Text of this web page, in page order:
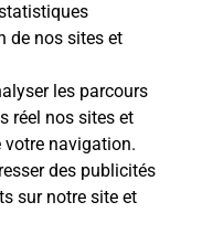
de nos sites et
les parcours
réel nos sites et
navigation.
des publicités
sur notre site et
bateau à
proposée par